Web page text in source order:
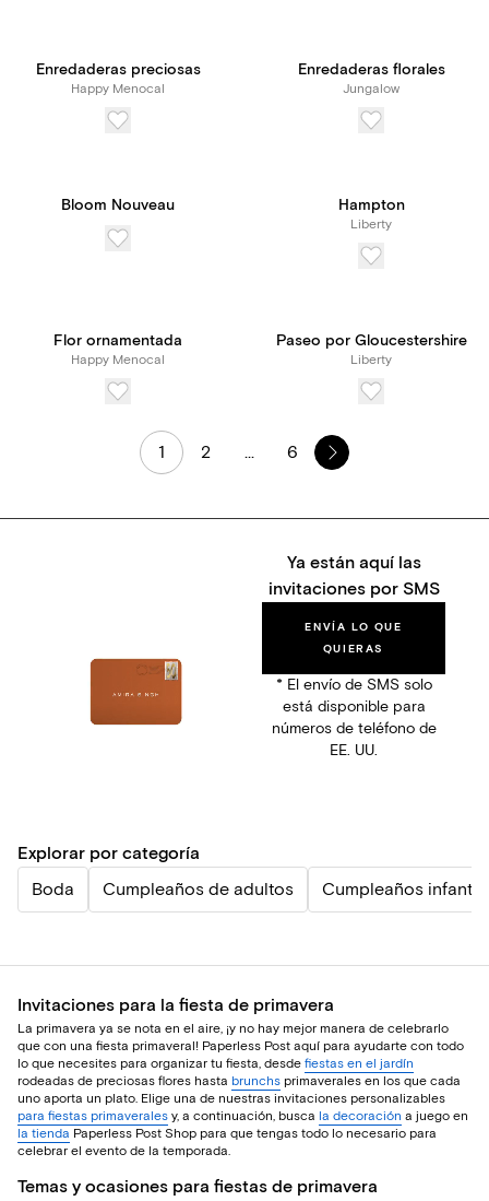
Enredaderas preciosas
Happy Menocal
Enredaderas florales
Jungalow
Bloom Nouveau Hampton
Liberty
Flor ornamentada
Happy Menocal
Paseo por Gloucestershire
Liberty
1 2 ... 6
Ya están aquí las
invitaciones por SMS
ENVÍA LO QUE
QUIERAS
* El envío de SMS solo
está disponible para
números de teléfono de
EE. UU.
Explorar por categoría
Boda
Cumpleaños de adultos Cumpleaños
Invitaciones para la fiesta de primavera
La primavera ya se nota en el aire, ¡y no hay mejor manera de celebrarlo
que con una fiesta primaveral! Paperless Post aquí para ayudarte con todo
lo que necesites para organizar tu fiesta, desde fiestas en el jardín
rodeadas de preciosas flores hasta brunchs primaverales en los que cada
uno aporta un plato. Elige una de nuestras invitaciones personalizables
para fiestas primaverales y, a continuación, busca la decoración a juego en
la tienda Paperless Post Shop para que tengas todo lo necesario para
celebrar el evento de la temporada.
Temas y ocasiones para fiestas de primavera